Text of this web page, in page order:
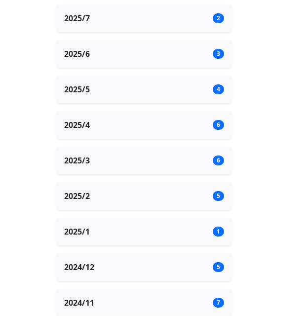
2025/7 2
2025/6 3
2025/5 4
2025/4 6
2025/3 6
2025/2 5
2025/1 1
2024/12 5
2024/11 7